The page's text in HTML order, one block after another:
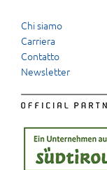
Chi siamo
Carriera
Contatto
Newsletter